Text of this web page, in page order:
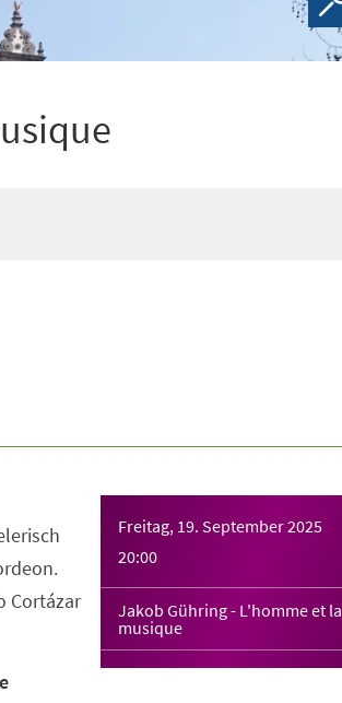
Freitag, 19. September 2025
20:00
Jakob Gühring - L'homme et la
musique
Cortázar